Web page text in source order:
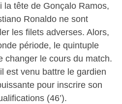
la tête de Gonçalo Ramos,
Ronaldo ne sont
les filets adverses. Alors,
période, le quintuple
changer le cours du match.
est venu battre le gardien
pour inscrire son
(46’).